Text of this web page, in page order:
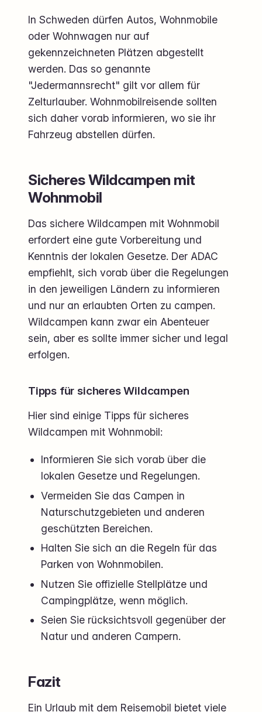
In Schweden dürfen Autos, Wohnmobile
oder Wohnwagen nur auf
gekennzeichneten Plätzen abgestellt
werden. Das so genannte
"Jedermannsrecht" gilt vor allem für
Zelturlauber. Wohnmobilreisende sollten
sich daher vorab informieren, wo sie ihr
Fahrzeug abstellen dürfen.
Sicheres Wildcampen mit
Wohnmobil
Das sichere Wildcampen mit Wohnmobil
erfordert eine gute Vorbereitung und
Kenntnis der lokalen Gesetze. Der ADAC
empfiehlt, sich vorab über die Regelungen
in den jeweiligen Ländern zu informieren
und nur an erlaubten Orten zu campen.
Wildcampen kann zwar ein Abenteuer
sein, aber es sollte immer sicher und legal
erfolgen.
Tipps für sicheres Wildcampen
Hier sind einige Tipps für sicheres
Wildcampen mit Wohnmobil:
Informieren Sie sich vorab über die
lokalen Gesetze und Regelungen.
Vermeiden Sie das Campen in
Naturschutzgebieten und anderen
geschützten Bereichen.
Halten Sie sich an die Regeln für das
Parken von Wohnmobilen.
Nutzen Sie offizielle Stellplätze und
Campingplätze, wenn möglich.
Seien Sie rücksichtsvoll gegenüber der
Natur und anderen Campern.
Fazit
Ein Urlaub mit dem Reisemobil bietet viele